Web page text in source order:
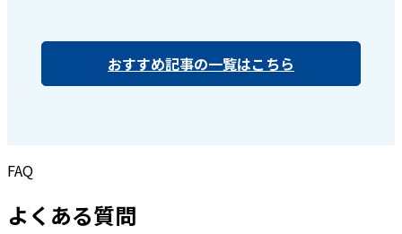
おすすめ記事の一覧はこちら
FAQ
よくある質問